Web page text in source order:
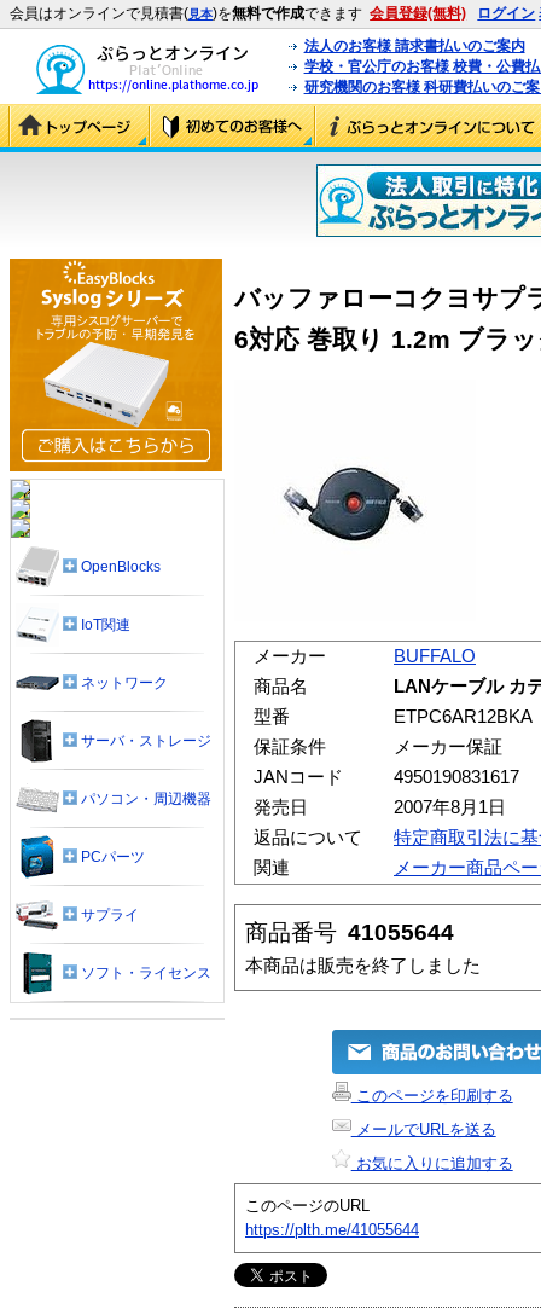
会員はオンラインで見積書(見本)を無料で作成できます 会員登録(無料) ログイン
法人のお客様 請求書払いのご案内
学校・官公庁のお客様 校費・公費
研究機関のお客様 科研費払いのご
バッファローコクヨサプ
6対応 巻取り 1.2m ブラ
メーカー
BUFFALO
商品名
LANケーブル カ
型番
ETPC6AR12BKA
保証条件
メーカー保証
JANコード
4950190831617
発売日
2007年8月1日
返品について
特定商取引法に
関連
メーカー商品ペ
商品番号 41055644
本商品は販売を終了しました
このページを印刷する
メールでURLを送る
お気に入りに追加する
このページのURL
https://plth.me/41055644
OpenBlocks
IoT関連
ネットワーク
サーバ・ストレージ
パソコン・周辺機器
PCパーツ
サプライ
ソフト・ライセンス